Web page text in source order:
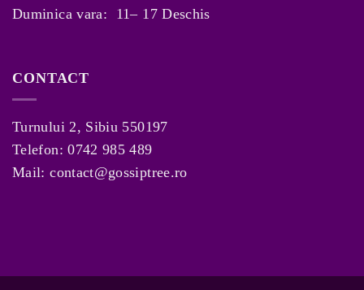
Duminica vara: 11– 17 Deschis
CONTACT
Turnului 2, Sibiu 550197
Telefon:0742 985 489
Mail:contact@gossiptree.ro